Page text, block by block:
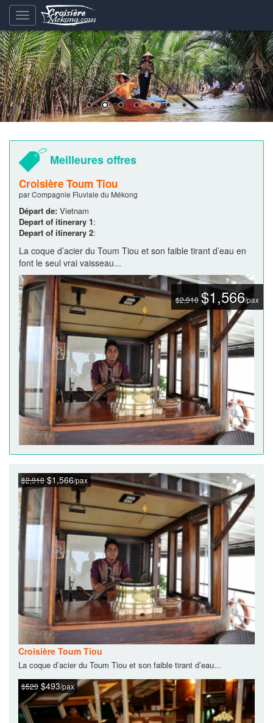
Basculement
de
la
navigation
Meilleures offres
Croisière Toum Tiou
par Compagnie Fluviale du Mékong
Départ de: Vietnam
Depart of itinerary 1:
Depart of itinerary 2:
La coque d’acier du Toum Tiou et son faible tirant d’eau en
font le seul vrai vaisseau...
$2,910 $1,566/pax
$2,910 $1,566/pax
Croisière Toum Tiou
La coque d’acier du Toum Tiou et son faible tirant d’eau...
$529 $493/pax